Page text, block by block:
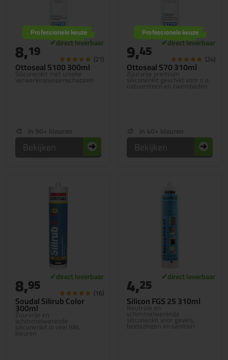
Ottoseal S100 300ml
Siliconenkit met unieke
verwerkingseigenschappen
Professionele keuze
8,19 (21)
Bekijken
Ottoseal S70 310ml
Zuurvrije premium
siliconenkit geschikt voor o.a.
natuursteen en zwembaden
Professionele keuze
9,45 (24)
Bekijken
Soudal Silirub Color
300ml
Zuurvrije en
schimmelwerende
siliconenkit in veel RAL
kleuren
8,95 (16)
Silicon FGS 25 310ml
Neutrale en
schimmelwerende
siliconenkit voor gevels,
beglazingen en sanitair!
4,25